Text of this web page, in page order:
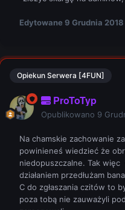
Edytowane 9 Grudnia 2018
Opiekun Serwera [4FUN]
ProToTyp
Opublikowano 9
Na chamskie zachowanie
powinieneś wiedzieć że
niedopuszczalne. Tak
działaniem przedłużam
C do zgłaszania czitów to
poza tobą nie zauważyli